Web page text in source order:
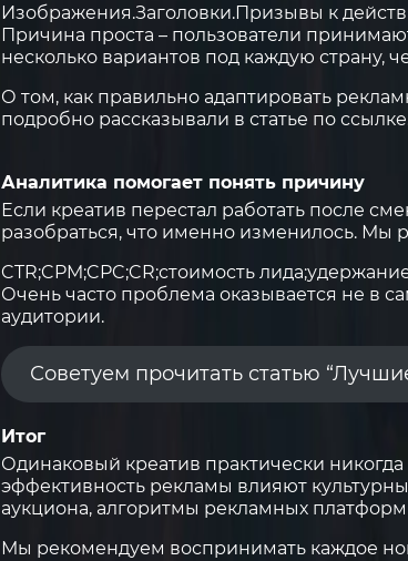
Изображения.Заголовки.Призывы к
Причина проста – пользователи
несколько вариантов под каждую страну,
О том, как правильно адаптировать
подробно рассказывали в статье по ссылке
Аналитика помогает понять причину
Если креатив перестал работать после
разобраться, что именно изменилось. Мы
CTR;CPM;CPC;CR;стоимость лида;
Очень часто проблема оказывается не в
аудитории.
Советуем прочитать статью
Итог
Одинаковый креатив практически
эффективность рекламы влияют
аукциона, алгоритмы рекламных
Мы рекомендуем воспринимать каждое